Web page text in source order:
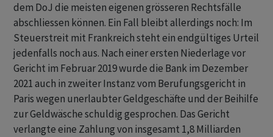
dem DoJ die meisten eigenen grösseren Rechtsfälle
abschliessen können. Ein Fall bleibt allerdings noch: Im
Steuerstreit mit Frankreich steht ein endgültiges Urteil
jedenfalls noch aus. Nach einer ersten Niederlage vor
Gericht im Februar 2019 wurde die Bank im Dezember
2021 auch in zweiter Instanz vom Berufungsgericht in
Paris wegen unerlaubter Geldgeschäfte und der Beihilfe
zur Geldwäsche schuldig gesprochen. Das Gericht
verlangte eine Zahlung von insgesamt 1,8 Milliarden